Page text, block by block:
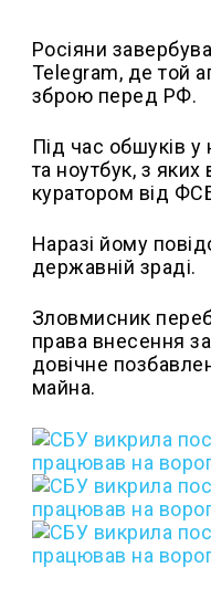
Росіяни
Telegram, де той
зброю перед РФ.
Під час обшуків
та ноутбук, з яких
куратором від
Наразі йому
державній зраді.
Зловмисник
права внесення
довічне
майна.